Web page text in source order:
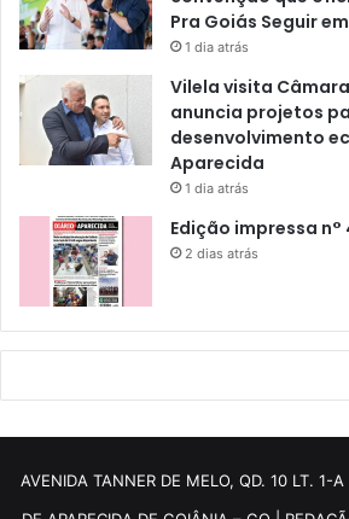
Pra Goiás Seguir
1 dia atrás
Vilela visita
anuncia projetos
desenvolvimento
Aparecida
1 dia atrás
Edição impressa n°
2 dias atrás
AVENIDA TANNER DE MELO, QD. 10 LT. 1-A